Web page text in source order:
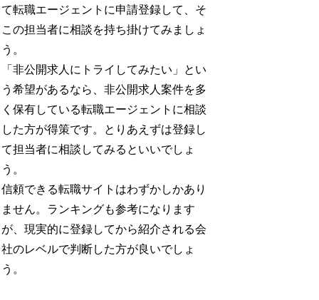
て転職エージェントに申請登録して、そ
この担当者に相談を持ち掛けてみましょ
う。
「非公開求人にトライしてみたい」とい
う希望があるなら、非公開求人案件を多
く保有している転職エージェントに相談
した方が得策です。とりあえずは登録し
て担当者に相談してみるといいでしょ
う。
信頼できる転職サイトはわずかしかあり
ません。ランキングも参考になります
が、現実的に登録してから紹介される会
社のレベルで判断した方が良いでしょ
う。